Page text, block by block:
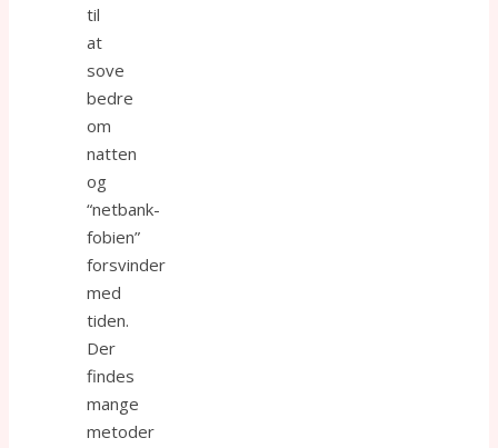
til
at
sove
bedre
om
natten
og
“netbank-
fobien”
forsvinder
med
tiden.
Der
findes
mange
metoder